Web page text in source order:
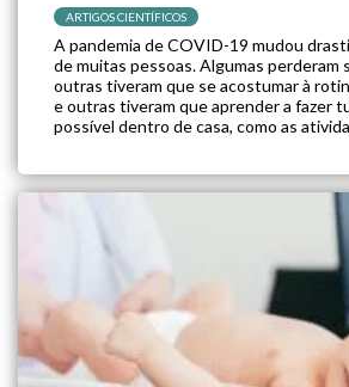
ARTIGOS CIENTÍFICOS
A pandemia de COVID-19 mudou
de muitas pessoas. Algumas perderam
outras tiveram que se acostumar à
e outras tiveram que aprender a fazer
possível dentro de casa, como as